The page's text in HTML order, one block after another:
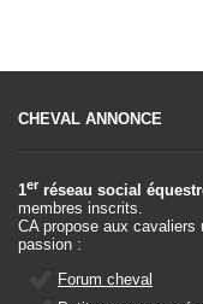
CHEVAL ANNONCE
1er réseau social
membres inscrits.
CA propose aux cavaliers
passion :
Forum cheval